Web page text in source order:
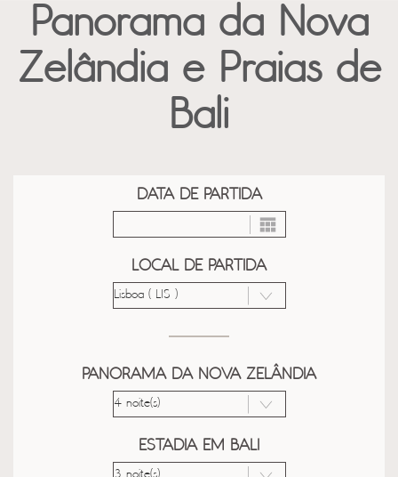
Panorama da Nova
Zelândia e Praias de
Bali
DATA DE PARTIDA
LOCAL DE PARTIDA
PANORAMA DA NOVA ZELÂNDIA
ESTADIA EM BALI